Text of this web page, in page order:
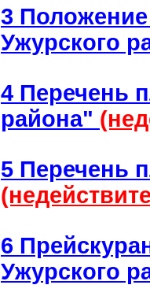
3
Ужурского
4 Перечень
района"
5 Перечень
6
Ужурского